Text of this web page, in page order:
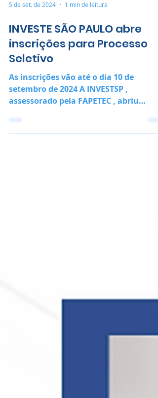
1 min de leitura
INVESTE SÃO PAULO abre
inscrições para Processo
Seletivo
As inscrições vão até o dia 10 de
setembro de 2024 A INVESTSP ,
assessorado pela FAPETEC , abriu